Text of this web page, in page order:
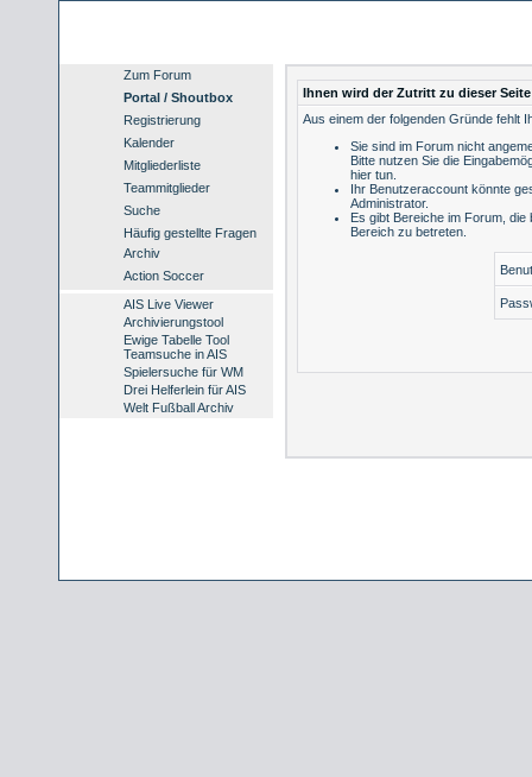
Zum Forum
Portal / Shoutbox
Registrierung
Kalender
Mitgliederliste
Teammitglieder
Suche
Häufig gestellte Fragen
Archiv
Action Soccer
AIS Live Viewer
Archivierungstool
Ewige Tabelle Tool
Teamsuche in AIS
Spielersuche für WM
Drei Helferlein für AIS
Welt Fußball Archiv
Ihnen wird der Zutritt zu dieser
Aus einem der folgenden Gründe fehlt
Sie sind im Forum nicht
Bitte nutzen Sie die
hier tun
Ihr Benutzeraccount könnte
Administrator.
Es gibt Bereiche im Forum,
Bereich zu betreten.